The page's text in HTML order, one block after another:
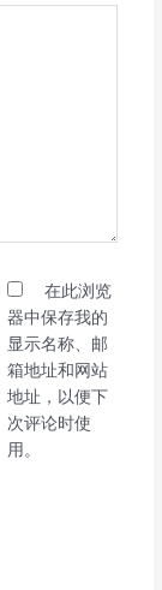
在此浏览
器中保存我的
显示名称、邮
箱地址和网站
地址，以便下
次评论时使
用。